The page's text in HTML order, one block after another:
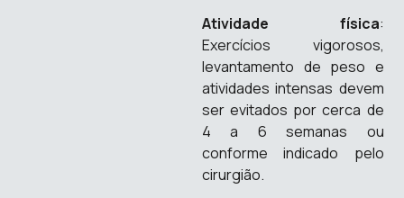
Atividade física:
Exercícios vigorosos,
levantamento de peso e
atividades intensas devem
ser evitados por cerca de
4 a 6 semanas ou
conforme indicado pelo
cirurgião.